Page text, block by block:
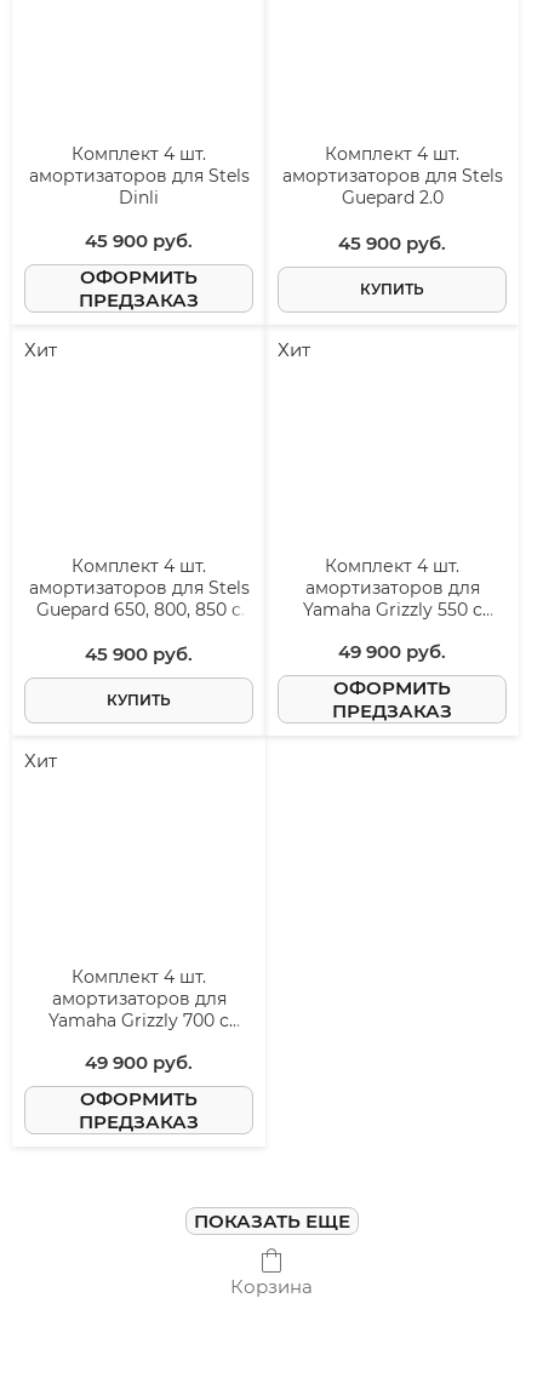
Комплект 4 шт.
амортизаторов для Stels
Dinli
45 900 руб.
ОФОРМИТЬ
ПРЕДЗАКАЗ
Комплект 4 шт.
амортизаторов для Stels
Guepard 2.0
45 900 руб.
КУПИТЬ
Хит
Комплект 4 шт.
амортизаторов для Stels
Guepard 650, 800, 850 с
45 900 руб.
КУПИТЬ
Хит
Комплект 4 шт.
амортизаторов для
Yamaha Grizzly 550 с
49 900 руб.
ОФОРМИТЬ
ПРЕДЗАКАЗ
Хит
Комплект 4 шт.
амортизаторов для
Yamaha Grizzly 700 с
49 900 руб.
ОФОРМИТЬ
ПРЕДЗАКАЗ
ПОКАЗАТЬ ЕЩЕ
Корзина